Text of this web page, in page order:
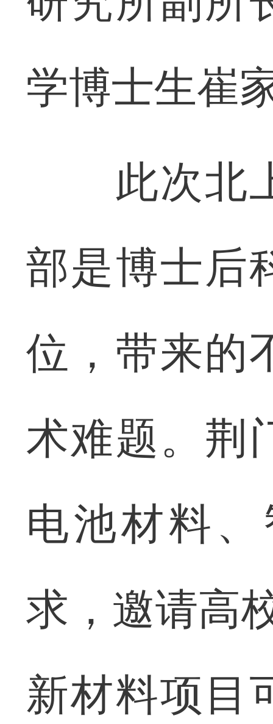
学博士生崔
此次北上
部是博士后
位，带来的
术难题。荆
电池材料
求，邀请高
新材料项目